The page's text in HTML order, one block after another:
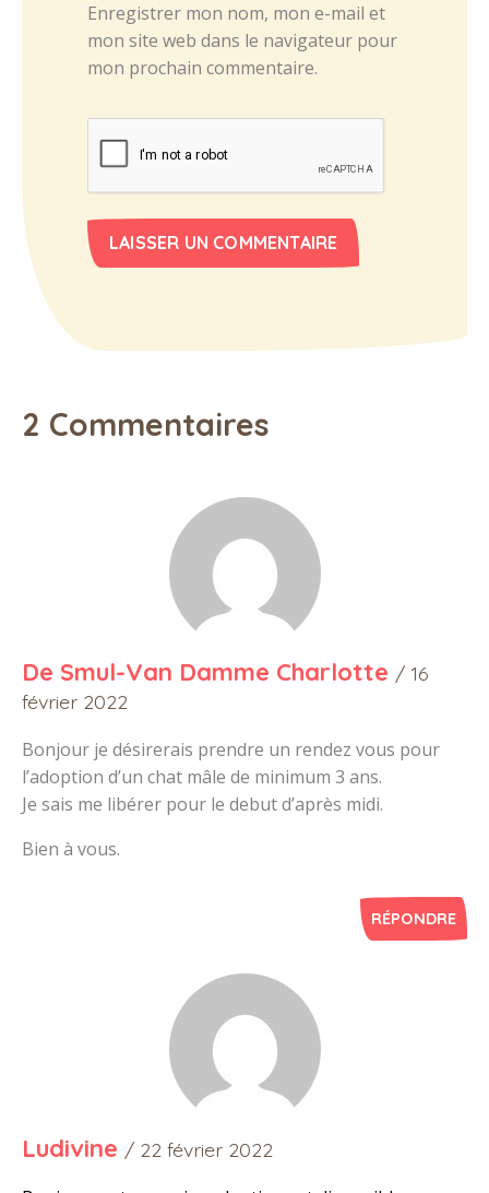
Enregistrer mon nom, mon e-mail et
mon site web dans le navigateur pour
mon prochain commentaire.
2 Commentaires
De Smul-Van Damme Charlotte / 16
février 2022
Bonjour je désirerais prendre un rendez vous pour
l’adoption d’un chat mâle de minimum 3 ans.
Je sais me libérer pour le debut d’après midi.
Bien à vous.
RÉPONDRE
Ludivine / 22 février 2022